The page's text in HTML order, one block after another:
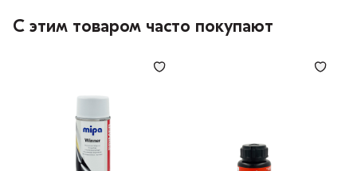
С этим товаром часто покупают